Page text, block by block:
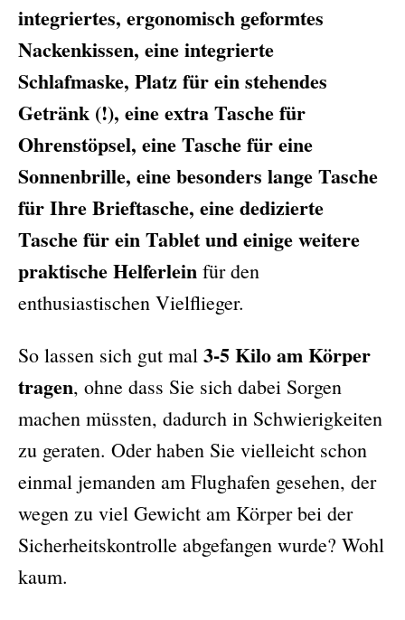
integriertes, ergonomisch geformtes
Nackenkissen, eine integrierte
Schlafmaske, Platz für ein stehendes
Getränk (!), eine extra Tasche für
Ohrenstöpsel, eine Tasche für eine
Sonnenbrille, eine besonders lange Tasche
für Ihre Brieftasche, eine dedizierte
Tasche für ein Tablet und einige weitere
praktische Helferlein für den
enthusiastischen Vielflieger.
So lassen sich gut mal 3-5 Kilo am Körper
tragen, ohne dass Sie sich dabei Sorgen
machen müssten, dadurch in Schwierigkeiten
zu geraten. Oder haben Sie vielleicht schon
einmal jemanden am Flughafen gesehen, der
wegen zu viel Gewicht am Körper bei der
Sicherheitskontrolle abgefangen wurde? Wohl
kaum.